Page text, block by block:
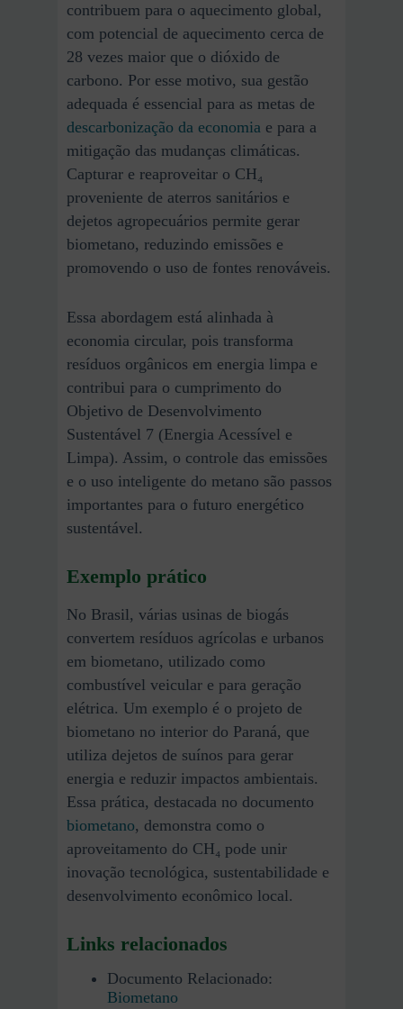
contribuem para o aquecimento global,
com potencial de aquecimento cerca de
28 vezes maior que o dióxido de
carbono. Por esse motivo, sua gestão
adequada é essencial para as metas de
descarbonização da economia e para a
mitigação das mudanças climáticas.
Capturar e reaproveitar o CH₄
proveniente de aterros sanitários e
dejetos agropecuários permite gerar
biometano, reduzindo emissões e
promovendo o uso de fontes renováveis.
Essa abordagem está alinhada à
economia circular, pois transforma
resíduos orgânicos em energia limpa e
contribui para o cumprimento do
Objetivo de Desenvolvimento
Sustentável 7 (Energia Acessível e
Limpa). Assim, o controle das emissões
e o uso inteligente do metano são passos
importantes para o futuro energético
sustentável.
Exemplo prático
No Brasil, várias usinas de biogás
convertem resíduos agrícolas e urbanos
em biometano, utilizado como
combustível veicular e para geração
elétrica. Um exemplo é o projeto de
biometano no interior do Paraná, que
utiliza dejetos de suínos para gerar
energia e reduzir impactos ambientais.
Essa prática, destacada no documento
biometano, demonstra como o
aproveitamento do CH₄ pode unir
inovação tecnológica, sustentabilidade e
desenvolvimento econômico local.
Links relacionados
Documento Relacionado:
Biometano